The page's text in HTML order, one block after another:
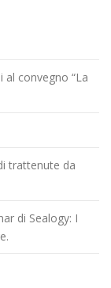
al convegno “La
trattenute da
di Sealogy: I